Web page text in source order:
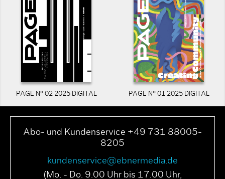
PAGE N° 02 2025 DIGITAL PAGE N° 01 2025 DIGITAL
Abo- und Kundenservice +49 731 88005-
8205
kundenservice@ebnermedia.de
(Mo. - Do. 9.00 Uhr bis 17.00 Uhr,